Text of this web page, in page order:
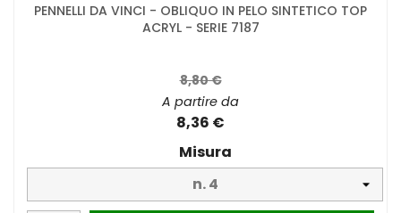
PENNELLI DA VINCI - OBLIQUO IN PELO SINTETICO TOP
ACRYL - SERIE 7187
8,80 €
A partire da
8,36 €
Misura